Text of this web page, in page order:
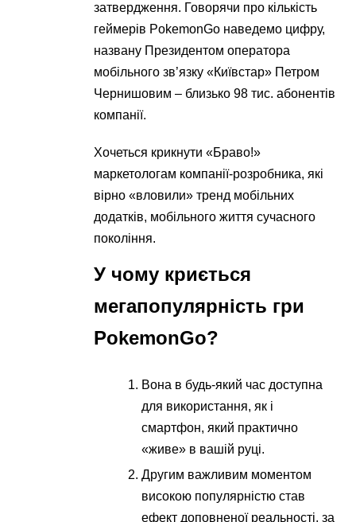
затвердження. Говорячи про кількість
геймерів PokemonGo наведемо цифру,
названу Президентом оператора
мобільного зв’язку «Київстар» Петром
Чернишовим – близько 98 тис. абонентів
компанії.
Хочеться крикнути «Браво!»
маркетологам компанії-розробника, які
вірно «вловили» тренд мобільних
додатків, мобільного життя сучасного
покоління.
У чому криється
мегапопулярність гри
PokemonGo?
Вона в будь-який час доступна
для використання, як і
смартфон, який практично
«живе» в вашій руці.
Другим важливим моментом
високою популярністю став
ефект доповненої реальності, за